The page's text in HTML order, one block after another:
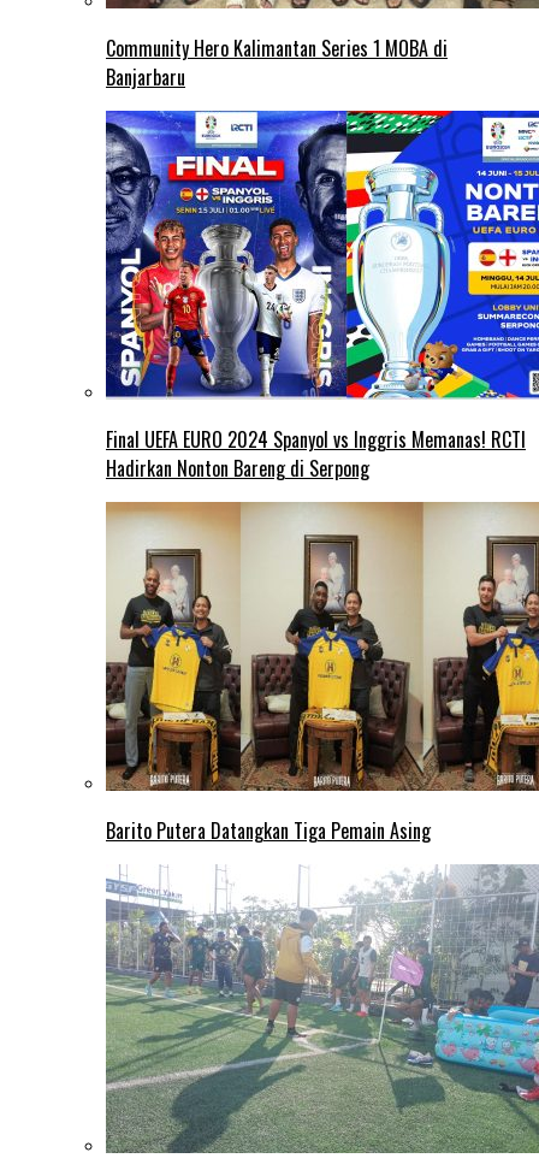
Community Hero Kalimantan Series 1 MOBA di
Banjarbaru
Final UEFA EURO 2024 Spanyol vs Inggris Memanas! RCTI
Hadirkan Nonton Bareng di Serpong
Barito Putera Datangkan Tiga Pemain Asing